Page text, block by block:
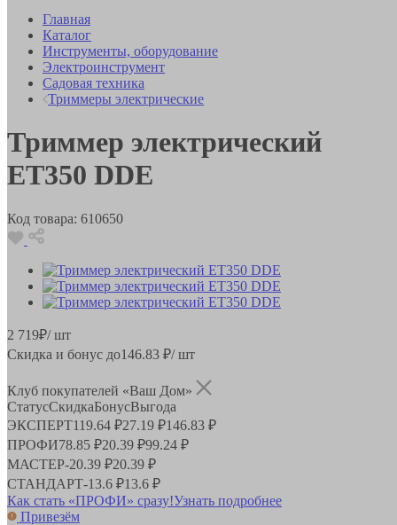
Главная
Каталог
Инструменты, оборудование
Электроинструмент
Садовая техника
Триммеры электрические
Триммер электрический
ET350 DDE
Код товара: 610650
2 719₽/ шт
Скидка и бонус до146.83 ₽/ шт
Клуб покупателей «Ваш Дом»
СтатусСкидкаБонусВыгода
ЭКСПЕРТ119.64 ₽27.19 ₽146.83 ₽
ПРОФИ78.85 ₽20.39 ₽99.24 ₽
МАСТЕР-20.39 ₽20.39 ₽
СТАНДАРТ-13.6 ₽13.6 ₽
Как стать «ПРОФИ» сразу!Узнать подробнее
Привезём